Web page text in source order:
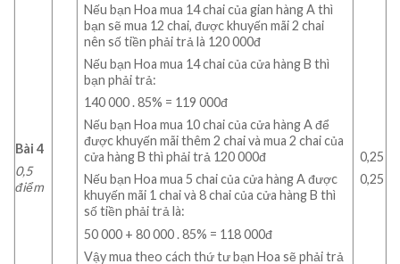
Bài 4
0,5
điểm
Nếu bạn Hoa mua 14 chai của gian hàng A thì
bạn sẽ mua 12 chai, được khuyến mãi 2 chai
nên số tiền phải trả là 120 000đ
Nếu bạn Hoa mua 14 chai của cửa hàng B thì
bạn phải trả:
140 000 . 85% = 119 000đ
Nếu bạn Hoa mua 10 chai của cửa hàng A để
được khuyến mãi thêm 2 chai và mua 2 chai của
cửa hàng B thì phải trả 120 000đ
Nếu bạn Hoa mua 5 chai của cửa hàng A được
khuyến mãi 1 chai và 8 chai của cửa hàng B thì
số tiền phải trả là:
50 000 + 80 000 . 85% = 118 000đ
Vậy mua theo cách thứ tư bạn Hoa sẽ phải trả
0,25
0,25